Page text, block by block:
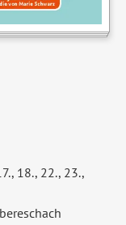
18., 22., 23.,